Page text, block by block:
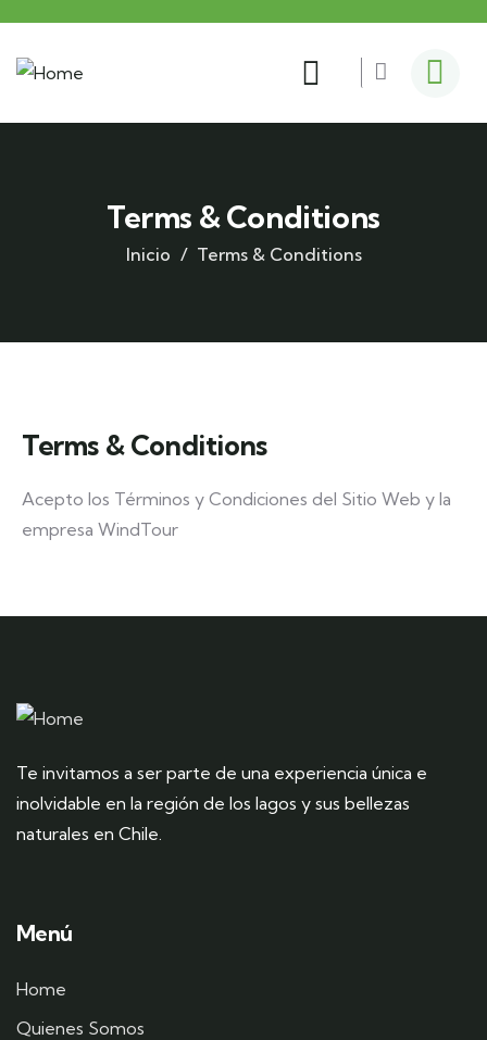
Terms & Conditions
Inicio Terms & Conditions
Terms & Conditions
Acepto los Términos y Condiciones del Sitio Web y la
empresa WindTour
Te invitamos a ser parte de una experiencia única e
inolvidable en la región de los lagos y sus bellezas
naturales en Chile.
Menú
Home
Quienes Somos